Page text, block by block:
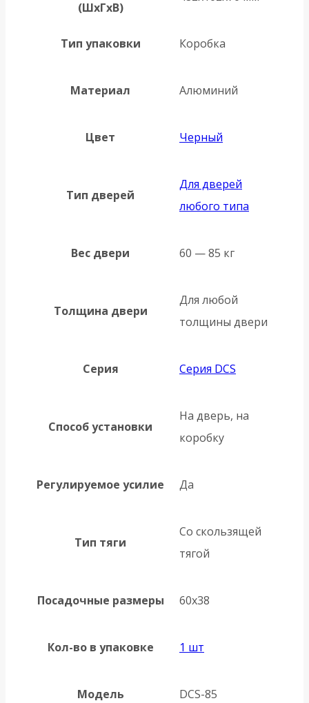
(ШхГхВ)
Тип упаковки Коробка
Материал Алюминий
Цвет Черный
Тип дверей
Для дверей
любого типа
Вес двери 60 — 85 кг
Толщина двери
Для любой
толщины двери
Серия Серия DCS
Способ установки
На дверь, на
коробку
Регулируемое усилие Да
Тип тяги
Со скользящей
тягой
Посадочные размеры 60х38
Кол-во в упаковке 1 шт
Модель DCS-85